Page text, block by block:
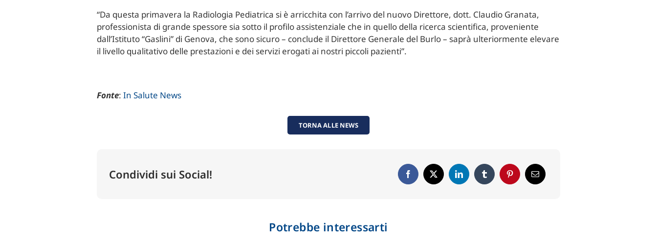
“Da questa primavera la Radiologia Pediatrica si è arricchita con l’arrivo del nuovo Direttore, dott. Claudio Granata,
professionista di grande spessore sia sotto il profilo assistenziale che in quello della ricerca scientifica, proveniente
dall’Istituto “Gaslini” di Genova, che sono sicuro – conclude il Direttore Generale del Burlo – saprà ulteriormente elevare
il livello qualitativo delle prestazioni e dei servizi erogati ai nostri piccoli pazienti”.
Fonte:In Salute News
TORNA ALLE NEWS
Condividi sui Social!
Potrebbe interessarti